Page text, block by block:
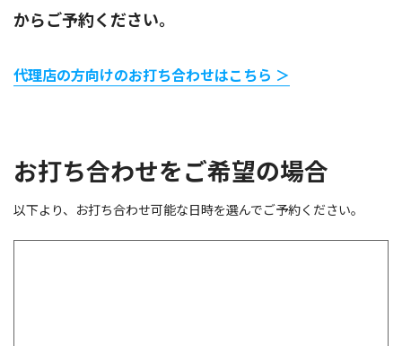
からご予約ください。
代理店の方向けのお打ち合わせはこちら ＞
お打ち合わせをご希望の場合
以下より、お打ち合わせ可能な日時を選んでご予約ください。